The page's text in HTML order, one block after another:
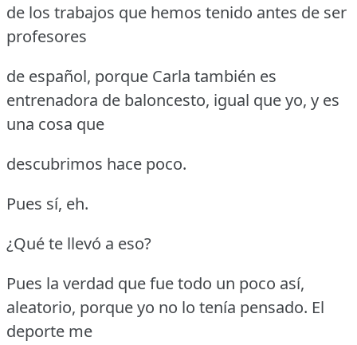
de los trabajos que hemos tenido antes de ser
profesores
de español, porque Carla también es
entrenadora de baloncesto, igual que yo, y es
una cosa que
descubrimos hace poco.
Pues sí, eh.
¿Qué te llevó a eso?
Pues la verdad que fue todo un poco así,
aleatorio, porque yo no lo tenía pensado. El
deporte me